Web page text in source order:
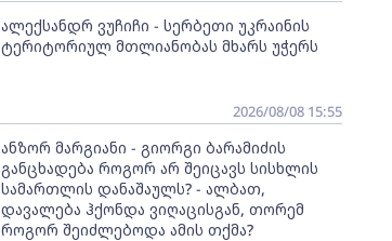
ალექსანდრ ვუჩიჩი - სერბეთი უკრაინის
ტერიტორიულ მთლიანობას მხარს უჭერს
2026/08/08 15:55
ანზორ მარგიანი - გიორგი ბარამიძის
განცხადება როგორ არ შეიცავს სისხლის
სამართლის დანაშაულს? - ალბათ,
დავალება ჰქონდა ვიღაცისგან, თორემ
როგორ შეიძლებოდა ამის თქმა?